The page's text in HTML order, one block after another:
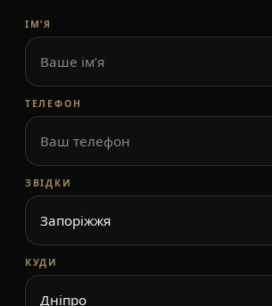
ІМ’Я
ТЕЛЕФОН
ЗВІДКИ
КУДИ